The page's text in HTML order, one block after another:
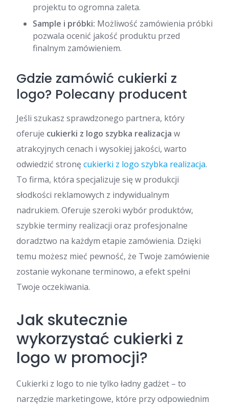
projektu to ogromna zaleta.
Sample i próbki: Możliwość zamówienia próbki
pozwala ocenić jakość produktu przed
finalnym zamówieniem.
Gdzie zamówić cukierki z
logo? Polecany producent
Jeśli szukasz sprawdzonego partnera, który
oferuje cukierki z logo szybka realizacja w
atrakcyjnych cenach i wysokiej jakości, warto
odwiedzić stronę cukierki z logo szybka realizacja.
To firma, która specjalizuje się w produkcji
słodkości reklamowych z indywidualnym
nadrukiem. Oferuje szeroki wybór produktów,
szybkie terminy realizacji oraz profesjonalne
doradztwo na każdym etapie zamówienia. Dzięki
temu możesz mieć pewność, że Twoje zamówienie
zostanie wykonane terminowo, a efekt spełni
Twoje oczekiwania.
Jak skutecznie
wykorzystać cukierki z
logo w promocji?
Cukierki z logo to nie tylko ładny gadżet – to
narzędzie marketingowe, które przy odpowiednim